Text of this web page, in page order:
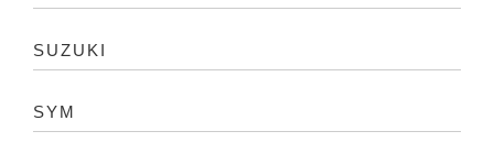
SUZUKI
SYM